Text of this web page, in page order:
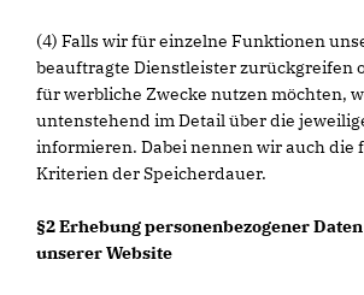
(4) Falls wir für einzelne Funktionen
beauftragte Dienstleister zurückgreifen
für werbliche Zwecke nutzen möchten,
untenstehend im Detail über die
informieren. Dabei nennen wir auch die
Kriterien der Speicherdauer.
§2 Erhebung personenbezogener
unserer Website